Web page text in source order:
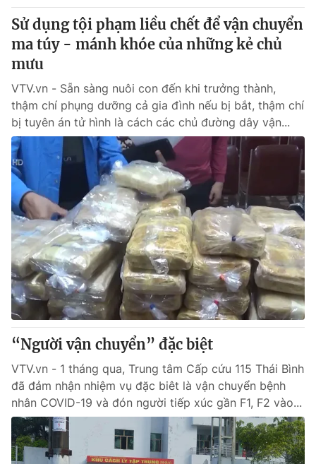
Tư vấn
Chuyên mục khác
Emagazine
Photo Infographic
Video Shorts video
VTV Money VTV Thể thao
VTV Sức khoẻ Bất động sản
Thị trường 24h Tấm lòng Việt
VTV4 Vươn mình bằng AI
VTV9 VTV8
Liên hệ tòa soạn English
Sử dụng tội phạm liều chết để vận chuyển
ma túy - mánh khóe của những kẻ chủ
mưu
VTV.vn - Sẵn sàng nuôi con đến khi trưởng thành,
thậm chí phụng dưỡng cả gia đình nếu bị bắt, thậm chí
bị tuyên án tử hình là cách các chủ đường dây vận...
“Người vận chuyển” đặc biệt
VTV.vn - 1 tháng qua, Trung tâm Cấp cứu 115 Thái Bình
đã đảm nhận nhiệm vụ đặc biêt là vận chuyển bệnh
nhân COVID-19 và đón người tiếp xúc gần F1, F2 vào...